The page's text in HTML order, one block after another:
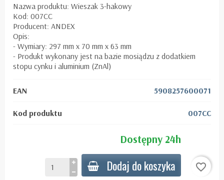
Nazwa produktu: Wieszak 3-hakowy
Kod: 007CC
Producent: ANDEX
Opis:
- Wymiary: 297 mm x 70 mm x 63 mm
- Produkt wykonany jest na bazie mosiądzu z dodatkiem
stopu cynku i aluminium (ZnAl)
EAN 5908257600071
Kod produktu 007CC
Dostępny 24h
Dodaj do koszyka favorite_border